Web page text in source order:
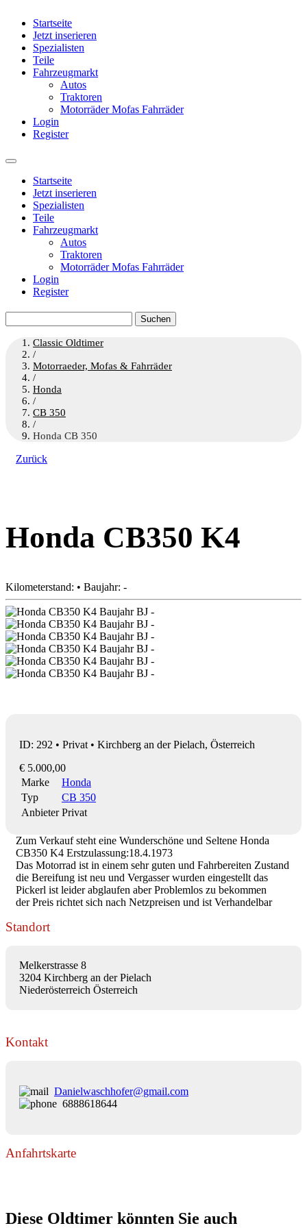
Startseite
Jetzt inserieren
Spezialisten
Teile
Fahrzeugmarkt
Autos
Traktoren
Motorräder Mofas Fahrräder
Login
Register
Startseite
Jetzt inserieren
Spezialisten
Teile
Fahrzeugmarkt
Autos
Traktoren
Motorräder Mofas Fahrräder
Login
Register
nach:
Classic Oldtimer
/
Motorraeder, Mofas & Fahrräder
/
Honda
/
CB 350
/
Honda CB 350
Zurück
Honda CB350 K4
Kilometerstand: • Baujahr: -
ID: 292 • Privat • Kirchberg an der Pielach, Österreich
€ 5.000,00
Marke
Honda
Typ
CB 350
Anbieter Privat
Zum Verkauf steht eine Wunderschöne und Seltene Honda
CB350 K4 Erstzulassung:18.4.1973
Das Motorrad ist in einem sehr guten und Fahrbereiten Zustand
die Bereifung ist neu und Vergasser wurden eingestellt das
Pickerl ist leider abglaufen aber Problemlos zu bekommen
der Preis richtet sich nach Netzpreisen und ist Verhandelbar
Standort
Melkerstrasse 8
3204 Kirchberg an der Pielach
Niederösterreich Österreich
Kontakt
Danielwaschhofer@gmail.com
6888618644
Anfahrtskarte
Diese Oldtimer könnten Sie auch